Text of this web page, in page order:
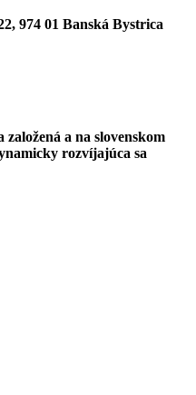
974 01 Banská Bystrica
a na slovenskom
rozvíjajúca sa